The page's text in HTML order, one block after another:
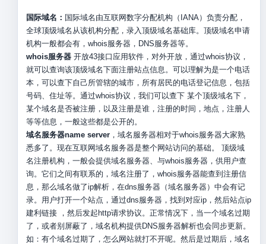
国际域名： 国际域名由互联网数字分配机构（IANA）负责分配，
全球顶级域名从该机构分配，录入顶级域名基础库。顶级域名申请
机构一般都会有，whois服务器，DNS服务器等。
whois服务器开放43接口应用软件，对外开放，通过whois协议，
就可以查询该顶级域名下面注册站点信息。可以理解为是一个电话
本，可以查下自己所管辖的城市，所有居民的电话登记信息，包括
号码、住址等。通过whois协议，我们可以查下 某个顶级域名下，
某个域名是否被注册，以及注册是谁，注册的时间，地点，注册人
等等信息，一般这些都是公开的。
域名服务器name server，域名服务器相对于whois服务器大家熟
悉多了。现在互联网域名服务器是整个网站访问的基础。 顶级域
名注册机构，一般会提供域名服务器、与whois服务器，供用户查
询。它们之间有联系的，域名注册了，whois服务器能查到注册信
息，那么域名做了ip解析，在dns服务器（域名服务器）中会有记
录。用户打开一个站点，通过dns服务器，找到对应ip，然后站点ip
建利链接 ，然后发起http请求协议。正常情况下，当一个域名过期
了，或者别屏蔽了，域名机构提供DNS服务器解析也会同步更新。
如：有个域名过期了，怎么网站就打不开呢。然后是过期后，域名